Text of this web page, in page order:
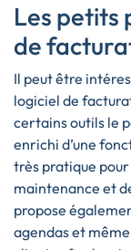
Les petits
de
Il peut être
logiciel de
certains outils le
enrichi d’une
très pratique
maintenance et
propose
agendas et